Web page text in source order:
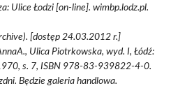
Ulice Łodzi [on-line]. wimbp.lodz.pl.
[dostęp 24.03.2012 r.]
Ulica Piotrkowska, wyd. I, Łódź:
s. 7, ISBN 978-83-939822-4-0.
Będzie galeria handlowa.